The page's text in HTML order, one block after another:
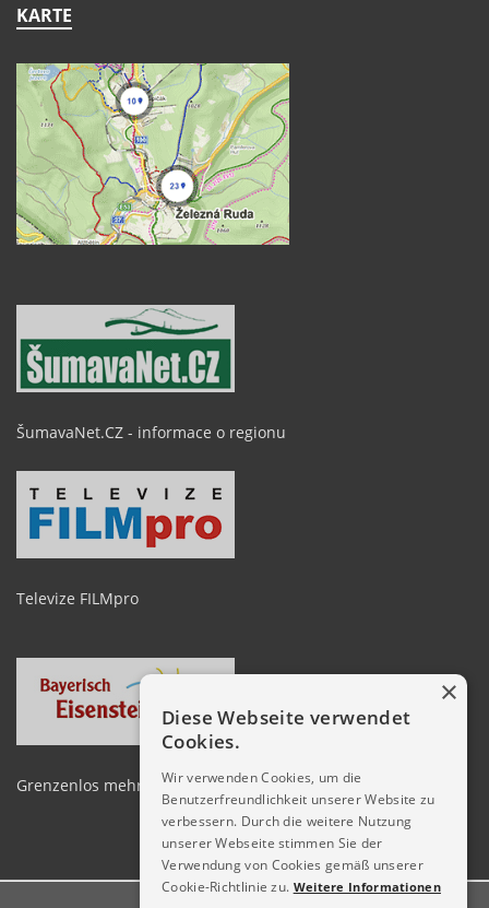
KARTE
ŠumavaNet.CZ - informace o regionu
Televize FILMpro
Grenzenlos mehr erleben zwischen Arber und Spicak
×
Diese Webseite verwendet
Cookies.
Wir verwenden Cookies, um die
Benutzerfreundlichkeit unserer Website zu
verbessern. Durch die weitere Nutzung
unserer Webseite stimmen Sie der
Verwendung von Cookies gemäß unserer
Cookie-Richtlinie zu. Weitere Informationen